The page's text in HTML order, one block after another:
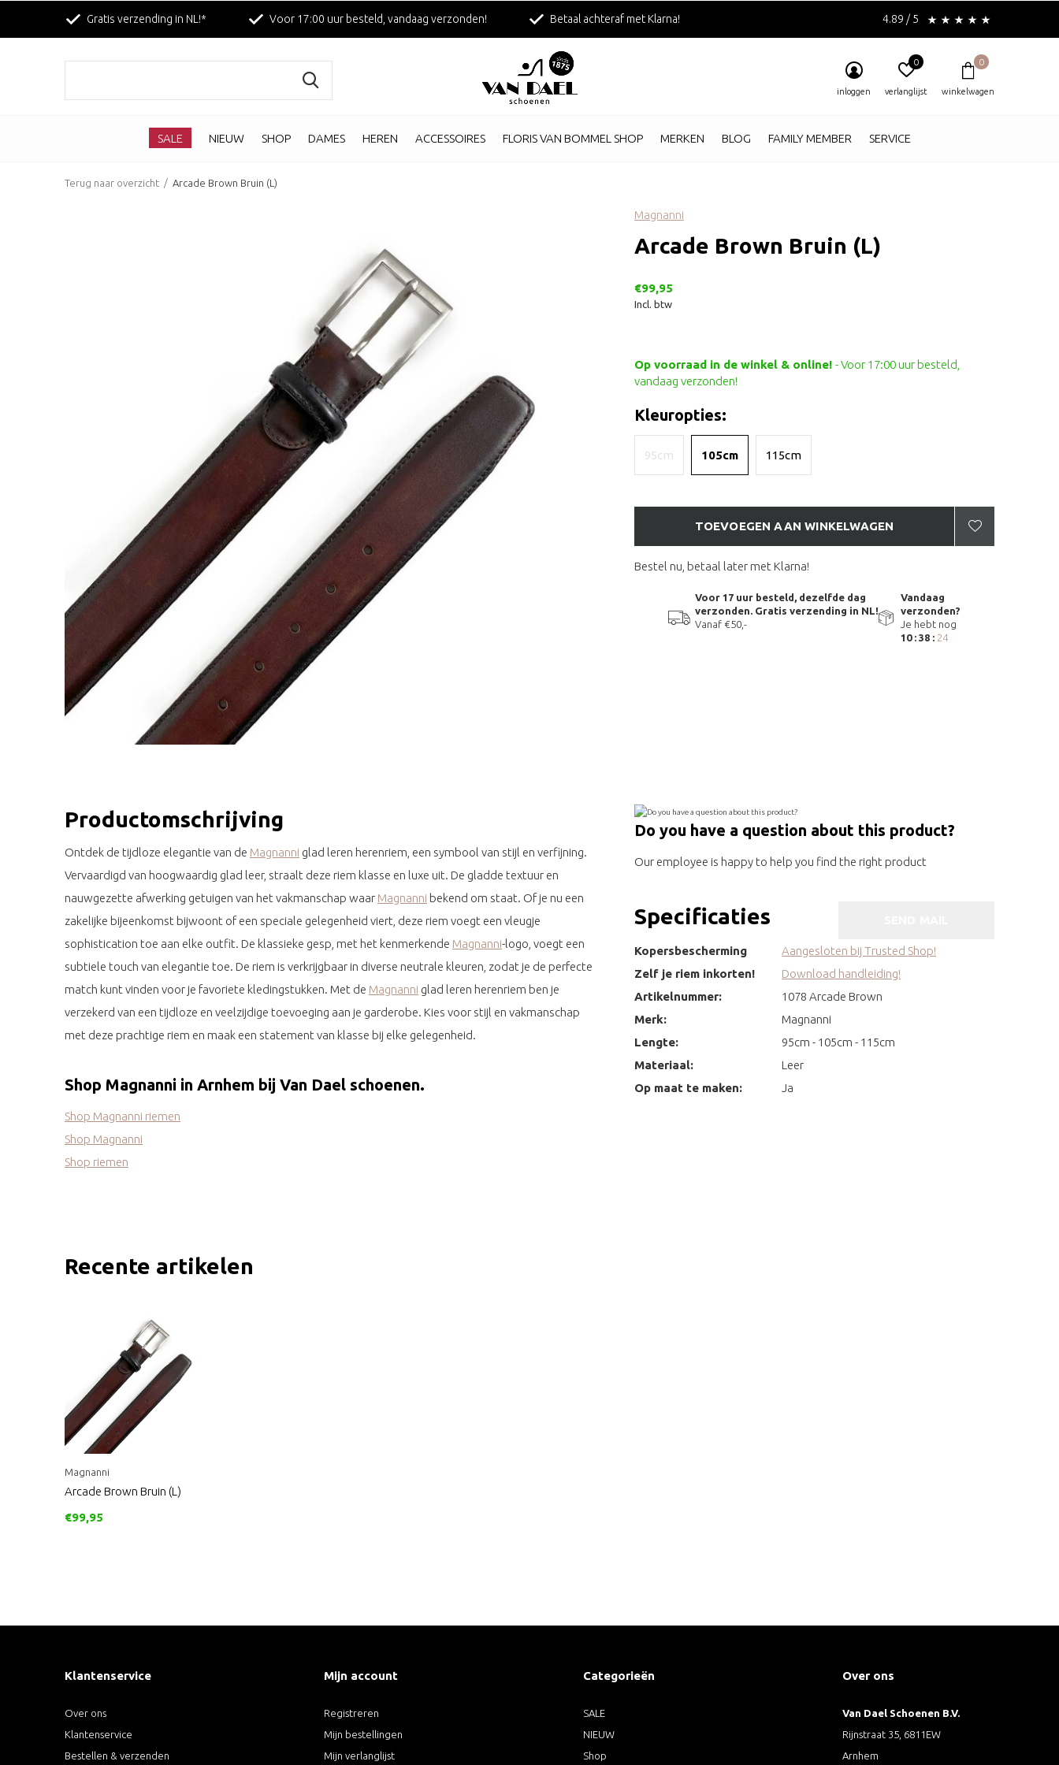
SALE NIEUW SHOP DAMES HEREN ACCESSOIRES FLORIS VAN BOMMEL SHOP MERKEN BLOG FAMILY MEMBER SERVICE
inloggen verlanglijst
0
winkelwagen
0
Gratis verzending in NL!* Voor 17:00 uur besteld, vandaag verzonden! Betaal achteraf met Klarna! 4.89 / 5
Terug naar overzicht Arcade Brown Bruin (L)
Magnanni
Arcade Brown Bruin (L)
€99,95
Incl. btw
Op voorraad in de winkel & online! - Voor 17:00 uur besteld,
vandaag verzonden!
Kleuropties:
95cm 105cm 115cm
TOEVOEGEN AAN WINKELWAGEN
Bestel nu, betaal later met Klarna!
Voor 17 uur besteld, dezelfde dag
verzonden. Gratis verzending in NL!
Vanaf €50,-
Vandaag
verzonden?
Je hebt nog
10 : 38 : 24
Productomschrijving
Ontdek de tijdloze elegantie van de Magnanni glad leren herenriem, een symbool van stijl en verfijning.
Vervaardigd van hoogwaardig glad leer, straalt deze riem klasse en luxe uit. De gladde textuur en
nauwgezette afwerking getuigen van het vakmanschap waar Magnanni bekend om staat. Of je nu een
zakelijke bijeenkomst bijwoont of een speciale gelegenheid viert, deze riem voegt een vleugje
sophistication toe aan elke outfit. De klassieke gesp, met het kenmerkende Magnanni-logo, voegt een
subtiele touch van elegantie toe. De riem is verkrijgbaar in diverse neutrale kleuren, zodat je de perfecte
match kunt vinden voor je favoriete kledingstukken. Met de Magnanni glad leren herenriem ben je
verzekerd van een tijdloze en veelzijdige toevoeging aan je garderobe. Kies voor stijl en vakmanschap
met deze prachtige riem en maak een statement van klasse bij elke gelegenheid.
Shop Magnanni in Arnhem bij Van Dael schoenen.
Shop Magnanni riemen
Shop Magnanni
Shop riemen
Do you have a question about this product?
Our employee is happy to help you find the right product
Specificaties
Kopersbescherming
Aangesloten bij Trusted Shop!
Zelf je riem inkorten!
Download handleiding!
Artikelnummer:
1078 Arcade Brown
Merk:
Magnanni
Lengte:
95cm - 105cm - 115cm
Materiaal:
Leer
Op maat te maken:
Ja
Recente artikelen
Magnanni
Arcade Brown Bruin (L)
€99,95
Klantenservice
Over ons
Klantenservice
Bestellen & verzenden
Mijn account
Registreren
Mijn bestellingen
Mijn verlanglijst
Categorieën
SALE
NIEUW
Shop
Over ons
Van Dael Schoenen B.V.
Rijnstraat 35, 6811EW
Arnhem